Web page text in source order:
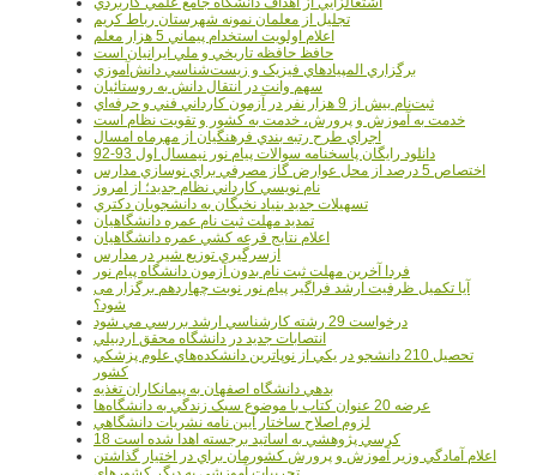
تجليل از معلمان نمونه شهرستان رباط کريم
اعلام اولويت استخدام پيماني 5 هزار معلم
حافظ حافظه تاريخي و ملي ايرانيان است
برگزاري المپيادهاي فيزيک و زيست‌شناسي دانش‌آموزي
سهم وانت در انتقال دانش به روستائيان
ثبت‌نام بيش از 9 هزار نفر در آزمون کارداني فني و حرفه‌اي
خدمت به آموزش و پرورش، خدمت به کشور و تقويت نظام است
اجراي طرح رتبه بندي فرهنگيان از مهرماه امسال
دانلود رایگان پاسخنامه سوالات پیام نور نیمسال اول 93-92
اختصاص 5 درصد از محل عوارض گاز مصرفي براي نوسازي مدارس
نام نويسي کارداني نظام جديد؛ از امروز
تسهيلات جديد بنياد نخبگان به دانشجويان دکتري
تمديد مهلت ثبت نام عمره دانشگاهيان
اعلام نتايج قرعه کشي عمره دانشگاهيان
ازسرگيري توزيع شير در مدارس
فردا آخرین مهلت ثبت نام بدون آزمون دانشگاه پیام نور
آیا تکمیل ظرفیت ارشد فراگیر پیام نور نوبت چهاردهم برگزار می
شود؟
درخواست 29 رشته کارشناسي ارشد بررسي مي شود
انتصابات جديد در دانشگاه محقق اردبيلي
تحصيل 210 دانشجو در يکي از نوپاترين دانشکده‌هاي علوم پزشکي
کشور
بدهي دانشگاه اصفهان به پيمانکاران تغذيه
عرضه 20 عنوان کتاب با موضوع سبک زندگي به دانشگاه‌ها
لزوم اصلاح ساختار آيين نامه نشريات دانشگاهي
18 کرسي پژوهشي به اساتيد برجسته اهدا شده است
اعلام آمادگي وزير آموزش و پرورش کشورمان براي در اختيار گذاشتن